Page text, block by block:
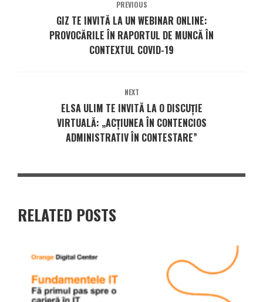
PREVIOUS
GIZ TE INVITĂ LA UN WEBINAR ONLINE:
PROVOCĂRILE ÎN RAPORTUL DE MUNCĂ ÎN
CONTEXTUL COVID-19
NEXT
ELSA ULIM TE INVITĂ LA O DISCUȚIE
VIRTUALĂ: „ACȚIUNEA ÎN CONTENCIOS
ADMINISTRATIV ÎN CONTESTARE”
RELATED POSTS